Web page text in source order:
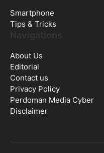
Smartphone
Tips & Tricks
About Us
Editorial
Contact us
Privacy Policy
Perdoman Media Cyber
Disclaimer